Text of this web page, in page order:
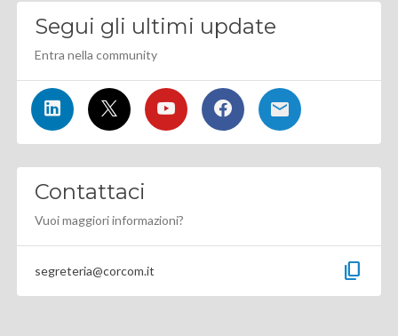
Segui gli ultimi update
Entra nella community
Contattaci
Vuoi maggiori informazioni?
segreteria@corcom.it content_copy